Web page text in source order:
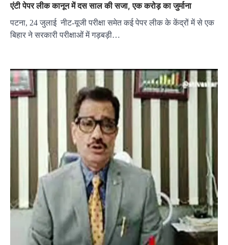
एंटी पेपर लीक कानून में दस साल की सजा, एक करोड़ का जुर्माना
पटना, 24 जुलाई नीट-यूजी परीक्षा समेत कई पेपर लीक के केंद्रों में से एक
बिहार ने सरकारी परीक्षाओं में गड़बड़ी…